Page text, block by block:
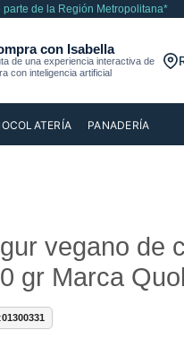
parte de la Región Metropolitana*
PANADERÍA
vegano de
gr Marca
01300331